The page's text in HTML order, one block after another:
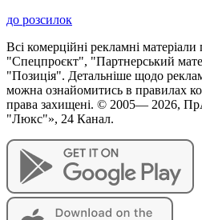
до розсилок
Всі комерційні рекламні матеріали
"Спецпроєкт", "Партнерський
"Позиція". Детальніше щодо
можна ознайомитись в правилах
права захищені. © 2005— 2026,
"Люкс"», 24 Канал.